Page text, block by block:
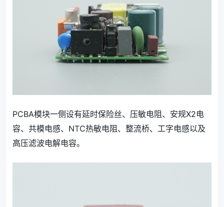
PCBA模块一侧设有延时保险丝、压敏电阻、安规X2电
容、共模电感、NTC热敏电阻、整流桥、工字电感以及
高压滤波电解电容。